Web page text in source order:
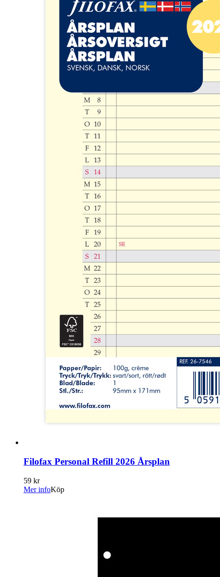
Filofax Personal Refill 2026 Årsplan
59 kr
Mer infoKöp